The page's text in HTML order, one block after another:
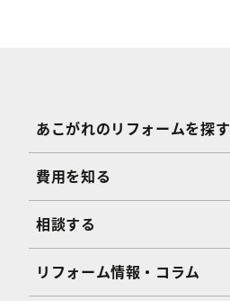
あこがれのリフォームを探す
費用を知る
相談する
リフォーム情報・コラム